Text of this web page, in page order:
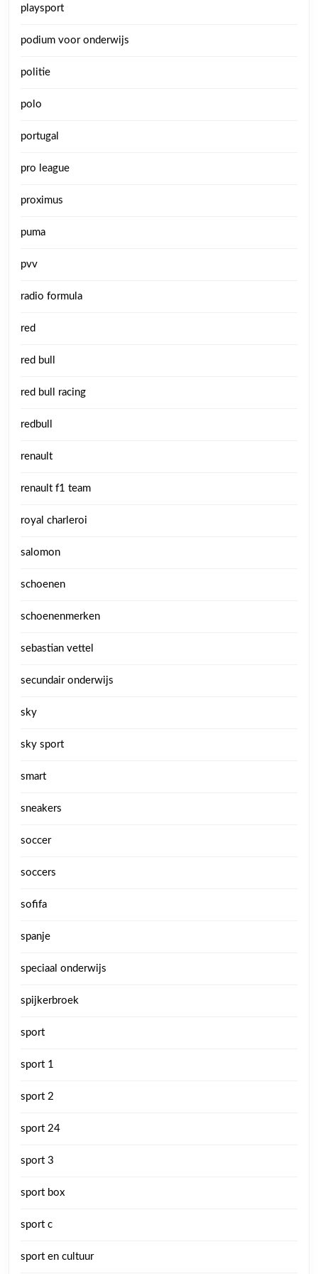
playsport
podium voor onderwijs
politie
polo
portugal
pro league
proximus
puma
pvv
radio formula
red
red bull
red bull racing
redbull
renault
renault f1 team
royal charleroi
salomon
schoenen
schoenenmerken
sebastian vettel
secundair onderwijs
sky
sky sport
smart
sneakers
soccer
soccers
sofifa
spanje
speciaal onderwijs
spijkerbroek
sport
sport 1
sport 2
sport 24
sport 3
sport box
sport c
sport en cultuur